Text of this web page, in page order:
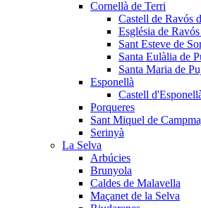
Cornellà de Terri
Castell de Ravós
Església de
Sant Esteve de
Santa Eulàlia de
Santa Maria de
Esponellà
Castell
Porqueres
Sant Miquel de
Serinyà
La Selva
Arbúcies
Brunyola
Caldes de Malavella
Maçanet de la Selva